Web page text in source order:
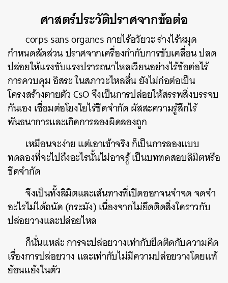
ศาสตร์ประวัติปราศจากข้อต่อ
corps sans organes กายไร้อวัยวะ ร่างไร้หมุด
กำหนดสัดส่วน ปราศจากเครื่องกำกับการขับเคลื่อน ปลด
ปล่อยให้แรงขับแรงปรารถนาไหลเวียนอย่างไร้ข้อต่อไร้
การควบคุม อิสระ ในสภาวะไหลลื่น ยังไม่ก่อต่อเป็น
โครงสร้างตายตัว CsO จึงเป็นการปล่อยให้สรรพสิ่งบรรจบ
กันเอง เชื่อมต่อโยงใยไร้ขีดจำกัด ผัสสะความรู้สึกไร้
พันธนาการและเกิดการลองผิดลองถูก
เหมือนจะง่าย แต่เอาเข้าจริง ก็เป็นการลองแบบ
ทดลองที่จะไปถึงอะไรนั้นไม่อาจรู้ เป็นบททดสอบลิมิตหรือ
ขีดจำกัด
จึงเป็นทั้งลิมิตและเส้นทางที่เปิดออกจนจำจด จดจำ
อะไรไม่ได้ถนัด (กระมัง) เนื่องจากไม่ยึดติดสิ่งใดราวกับ
ปล่อยวางและปล่อยไหล
ก็นั่นแหล่ะ การจะปล่อยวางเท่ากับยึดติดกับความคิด
เรื่องการปล่อยวาง และเท่ากับไม่มีความปล่อยวางโดยแท้
ย้อนแย้งในตัว